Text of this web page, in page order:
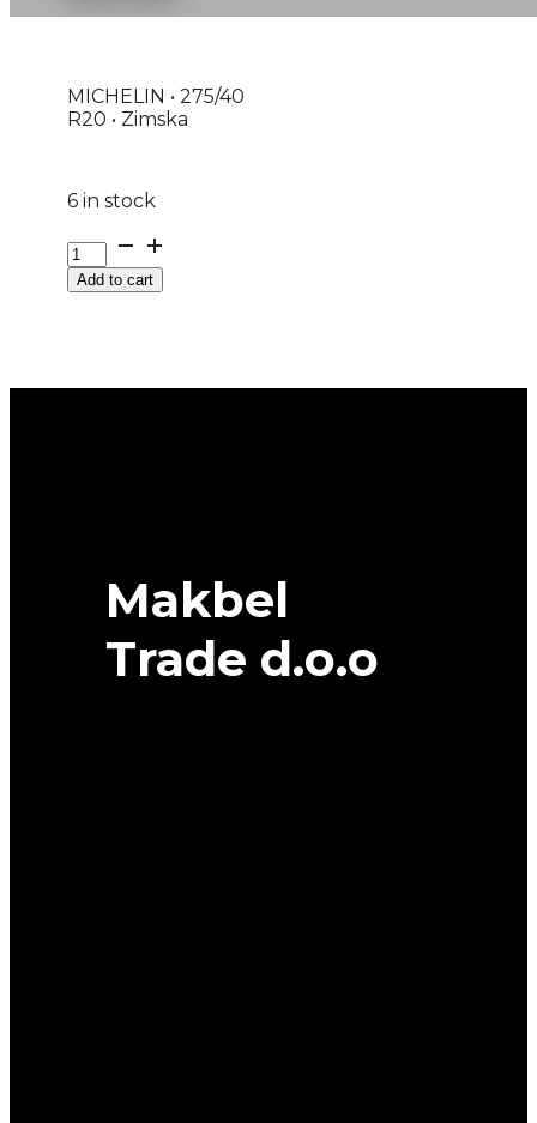
MICHELIN • 275/40
R20 • Zimska
6 in stock
275/40R20
M+S
PILOT-
Add to cart
Makbel
Trade d.o.o